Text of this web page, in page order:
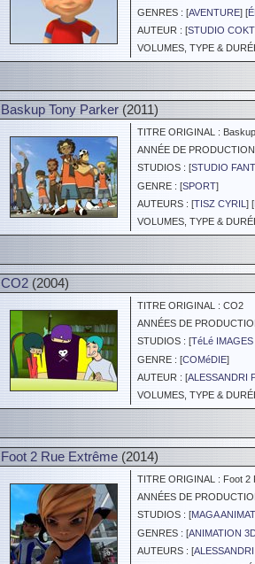
GENRES : [AVENTURE] [
AUTEUR : [STUDIO
VOLUMES, TYPE &
Baskup Tony Parker (2011)
TITRE ORIGINAL : Baskup
ANNÉE DE
STUDIOS : [STUDIO
GENRE : [SPORT]
AUTEURS : [TISZ CYRIL ] [
VOLUMES, TYPE &
CO2 (2004)
TITRE ORIGINAL : CO2
ANNÉES DE
STUDIOS : [TéLé
GENRE : [COMéDIE]
AUTEUR : [ALESSANDRI
VOLUMES, TYPE &
Foot 2 Rue Extrême (2014)
TITRE ORIGINAL : Foot 2
ANNÉES DE
STUDIOS : [MAGA
GENRES : [ANIMATION
AUTEURS : [